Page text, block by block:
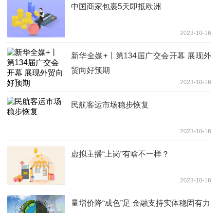
中国商家包裹5天即抵欧洲
2023-10-16
新华全媒+丨第134届广交会开幕 展现外
贸向好预期
2023-10-16
民航客运市场稳步恢复
2023-10-16
虚拟主播“上岗”有啥不一样？
2023-10-16
量增价降“成色”足 金融支持实体稳固有力